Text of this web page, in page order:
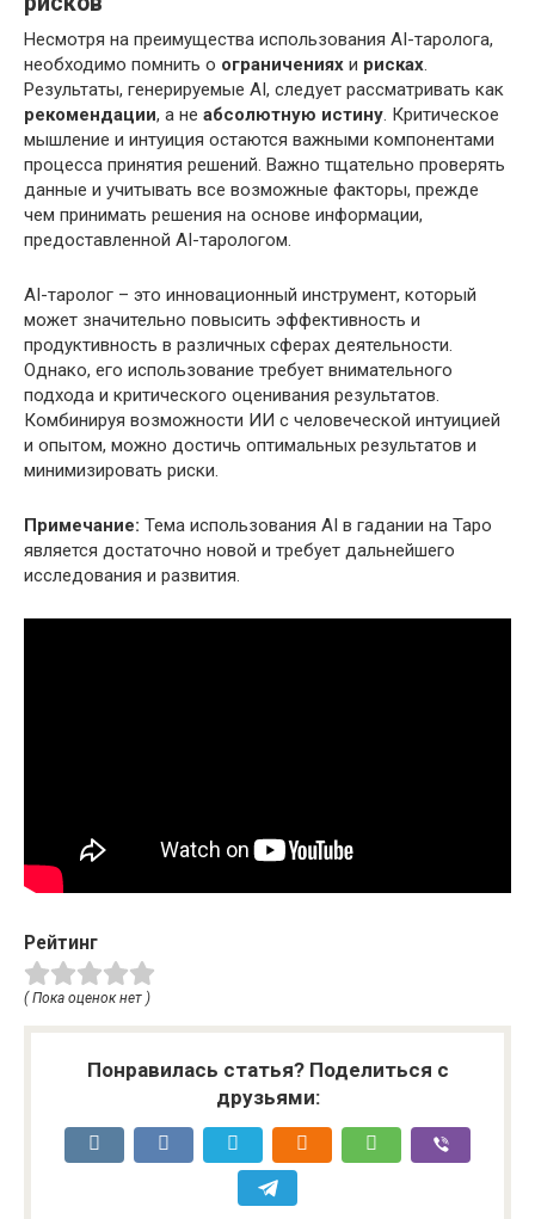
Несмотря на преимущества использования AI-таролога,
необходимо помнить о ограничениях и рисках.
Результаты, генерируемые AI, следует рассматривать как
рекомендации, а не абсолютную истину. Критическое
мышление и интуиция остаются важными компонентами
процесса принятия решений. Важно тщательно проверять
данные и учитывать все возможные факторы, прежде
чем принимать решения на основе информации,
предоставленной AI-тарологом.
AI-таролог – это инновационный инструмент, который
может значительно повысить эффективность и
продуктивность в различных сферах деятельности.
Однако, его использование требует внимательного
подхода и критического оценивания результатов.
Комбинируя возможности ИИ с человеческой интуицией
и опытом, можно достичь оптимальных результатов и
минимизировать риски.
Примечание: Тема использования AI в гадании на Таро
является достаточно новой и требует дальнейшего
исследования и развития.
Рейтинг
( Пока оценок нет )
Понравилась статья? Поделиться с
друзьями: